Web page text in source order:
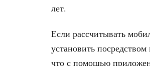
лет.
Если рассчитывать
установить
что с помощью